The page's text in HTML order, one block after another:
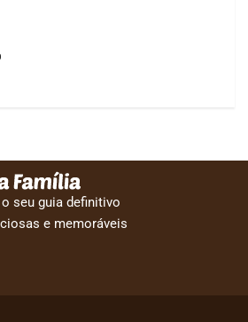
seu guia definitivo
e memoráveis